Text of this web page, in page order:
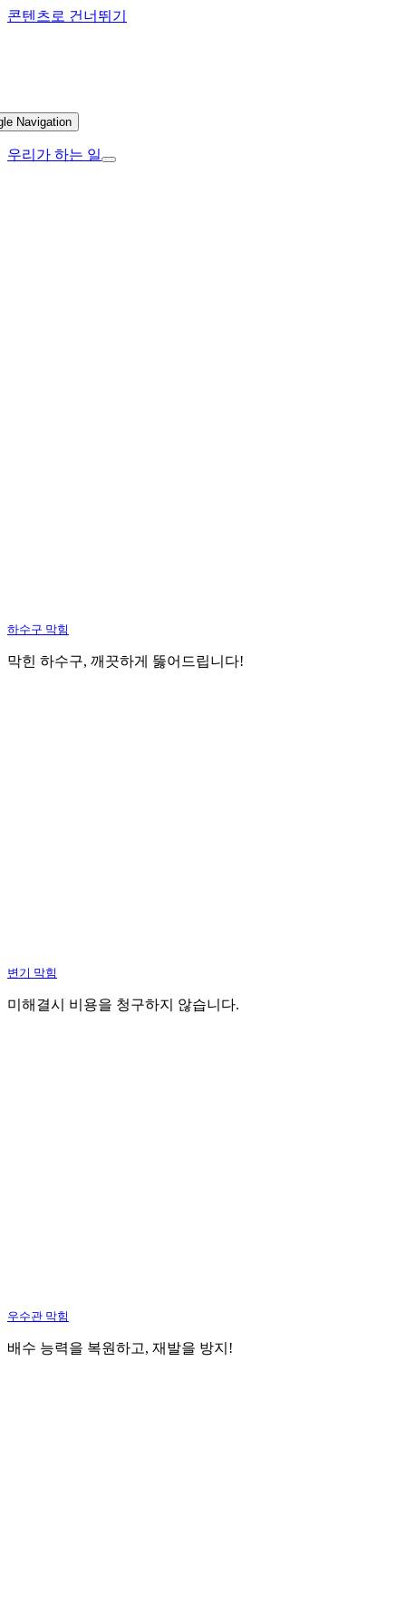
콘텐츠로 건너뛰기
Navigation
우리가 하는 일
하수구 막힘
막힌 하수구, 깨끗하게 뚫어드립니다!
변기 막힘
미해결시 비용을 청구하지 않습니다.
우수관 막힘
배수 능력을 복원하고, 재발을 방지!